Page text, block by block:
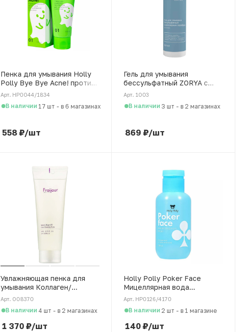
Пенка для умывания Holly
Polly Bye Bye Acne! против
акне для проблемной кожи
лица, 100 мл
Арт. HP0044/1834
В наличии 17 шт - в 6 магазинах
558₽/шт
Гель для умывания
бессульфатный ZORYA с
коллоидным серебром, 100
мл
Арт. 1003
В наличии 3 шт - в 2 магазинах
869 ₽/шт
Увлажняющая пенка для
умывания Коллаген/
Ретинол Fraijour, 250 мл
Арт. 008370
В наличии 4 шт - в 2 магазинах
1 370₽/шт
Holly Polly Poker Face
Мицеллярная вода
Очищение и увлажнение,
100 мл
Арт. HP0126/4170
В наличии 2 шт - в 1 магазине
140₽/шт